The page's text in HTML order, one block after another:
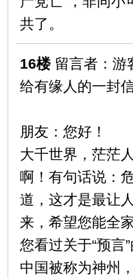
共了。
16楼留言者：游
给有缘人的一封
朋友：您好！
大千世界，茫茫
啊！有句话说：
道，这才是最让
来，希望您能全
您看过关于“预言
中国被称为神州